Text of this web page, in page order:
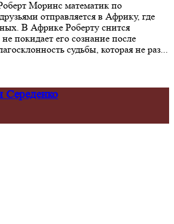
Моринс математик по
отправляется в Африку, где
В Африке Роберту снится
покидает его сознание после
судьбы, которая не раз...
Середенко